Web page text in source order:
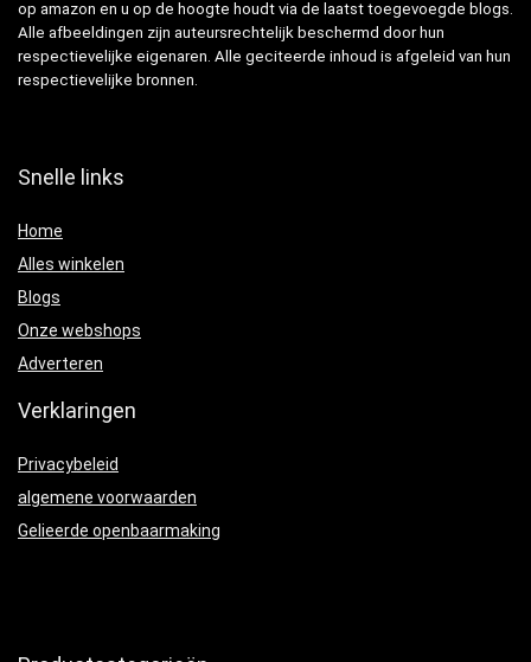
op amazon en u op de hoogte houdt via de laatst toegevoegde blogs.
Alle afbeeldingen zijn auteursrechtelijk beschermd door hun
respectievelijke eigenaren. Alle geciteerde inhoud is afgeleid van hun
respectievelijke bronnen.
Snelle links
Home
Alles winkelen
Blogs
Onze webshops
Adverteren
Verklaringen
Privacybeleid
algemene voorwaarden
Gelieerde openbaarmaking